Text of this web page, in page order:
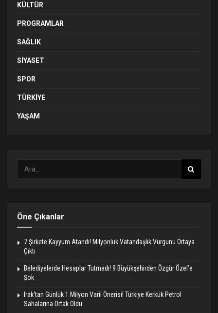
KÜLTÜR
PROGRAMLAR
SAĞLIK
SIYASET
SPOR
TÜRKIYE
YAŞAM
Öne Çıkanlar
7 Şirkete Kayyum Atandı! Milyonluk Vatandaşlık Vurgunu Ortaya
Çıktı
Belediyelerde Hesaplar Tutmadı! 9 Büyükşehirden Özgür Özel’e
Şok
Irak’tan Günlük 1 Milyon Varil Önerisi! Türkiye Kerkük Petrol
Sahalarına Ortak Oldu